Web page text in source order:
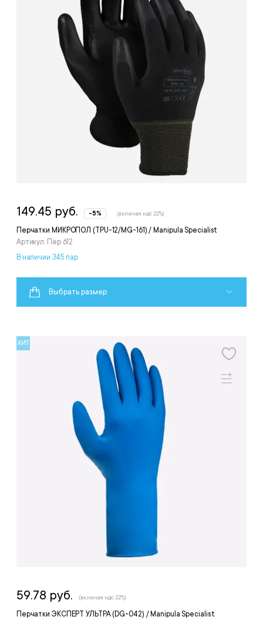
Перчатки МИКРОПОЛ (TPU-12/MG-161) / Manipula Specialist
Артикул: Пер 612
149.45 руб. -5% (включая ндс 22%)
В наличии 345 пар
Выбрать размер
ХИТ
Перчатки ЭКСПЕРТ УЛЬТРА (DG-042) / Manipula Specialist
59.78 руб. (включая ндс 22%)